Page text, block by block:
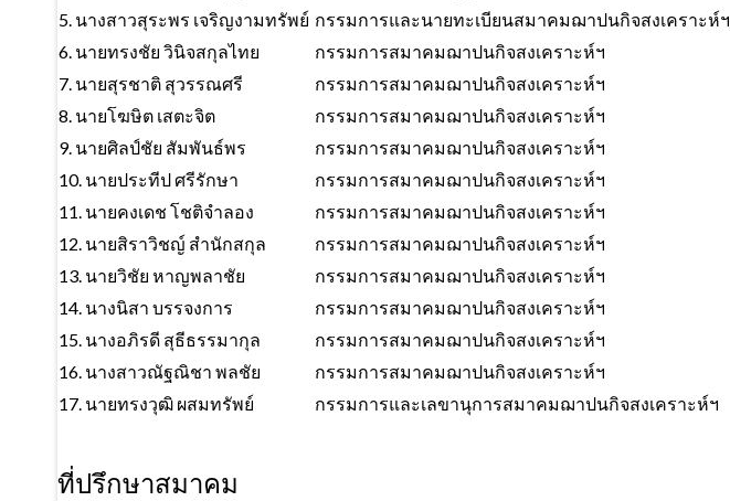
5. นางสาวสุระพร เจริญงามทรัพย์ กรรมการและนายทะเบียนสมาคมฌาปนกิจสงเคราะห์ฯ
6. นายทรงชัย วินิจสกุลไทย
กรรมการสมาคมฌาปนกิจสงเคราะห์ฯ
7. นายสุรชาติ สุวรรณศรี
กรรมการสมาคมฌาปนกิจสงเคราะห์ฯ
8. นายโฆษิต เสตะจิต
กรรมการสมาคมฌาปนกิจสงเคราะห์ฯ
9. นายศิลป์ชัย สัมพันธ์พร
กรรมการสมาคมฌาปนกิจสงเคราะห์ฯ
10. นายประทีป ศรีรักษา
กรรมการสมาคมฌาปนกิจสงเคราะห์ฯ
11. นายคงเดช โชติจำลอง
กรรมการสมาคมฌาปนกิจสงเคราะห์ฯ
12. นายสิราวิชญ์ สำนักสกุล
กรรมการสมาคมฌาปนกิจสงเคราะห์ฯ
13. นายวิชัย หาญพลาชัย
กรรมการสมาคมฌาปนกิจสงเคราะห์ฯ
14. นางนิสา บรรจงการ
กรรมการสมาคมฌาปนกิจสงเคราะห์ฯ
15. นางอภิรดี สุธีธรรมากุล
กรรมการสมาคมฌาปนกิจสงเคราะห์ฯ
16. นางสาวณัฐณิชา พลชัย
กรรมการสมาคมฌาปนกิจสงเคราะห์ฯ
17. นายทรงวุฒิ ผสมทรัพย์
กรรมการและเลขานุการสมาคมฌาปนกิจสงเคราะห์ฯ
ที่ปรึกษาสมาคม